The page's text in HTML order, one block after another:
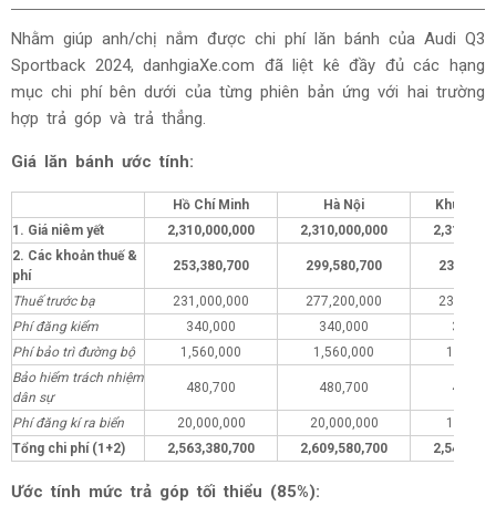
Nhằm giúp anh/chị nắm được chi phí lăn bánh của Audi Q3
Sportback 2024, danhgiaXe.com đã liệt kê đầy đủ các hạng
mục chi phí bên dưới của từng phiên bản ứng với hai trường
hợp trả góp và trả thẳng.
Giá lăn bánh ước tính:
Hồ Chí Minh Hà Nội
Khu vực
1. Giá niêm yết
2,310,000,000 2,310,000,000
2. Các khoản thuế &
phí
253,380,700 299,580,700
Thuế trước bạ 231,000,000 277,200,000
Phí đăng kiểm
340,000 340,000
Phí bảo trì đường bộ
1,560,000 1,560,000
Bảo hiểm trách nhiệm
dân sự
480,700 480,700
Phí đăng kí ra biển 20,000,000 20,000,000
Tổng chi phí (1+2)
2,563,380,700 2,609,580,700
Ước tính mức trả góp tối thiểu (85%):